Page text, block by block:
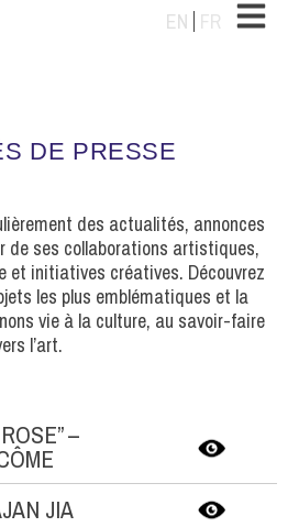
EN FR
DE PRESSE
des actualités, annonces
de ses collaborations artistiques,
et initiatives créatives. Découvrez
les plus emblématiques et la
vie à la culture, au savoir-faire
l’art.
–
JIA